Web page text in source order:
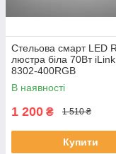
Стельова смарт LED
люстра біла 70Вт
8302-400RGB
В наявності
1 200 ₴ 1 510 ₴
Купити